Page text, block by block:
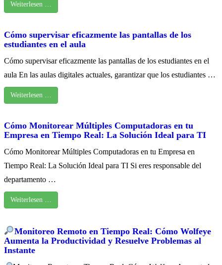
Weiterlesen …
Cómo supervisar eficazmente las pantallas de los
estudiantes en el aula
Cómo supervisar eficazmente las pantallas de los estudiantes en el
aula En las aulas digitales actuales, garantizar que los estudiantes …
Weiterlesen …
Cómo Monitorear Múltiples Computadoras en tu
Empresa en Tiempo Real: La Solución Ideal para TI
Cómo Monitorear Múltiples Computadoras en tu Empresa en
Tiempo Real: La Solución Ideal para TI Si eres responsable del
departamento …
Weiterlesen …
Monitoreo Remoto en Tiempo Real: Cómo Wolfeye
Aumenta la Productividad y Resuelve Problemas al
Instante